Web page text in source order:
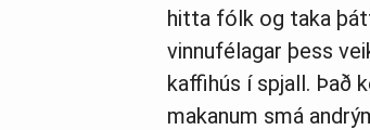
hitta fólk og taka
vinnufélagar þess
kaffihús í spjall. Það
makanum smá